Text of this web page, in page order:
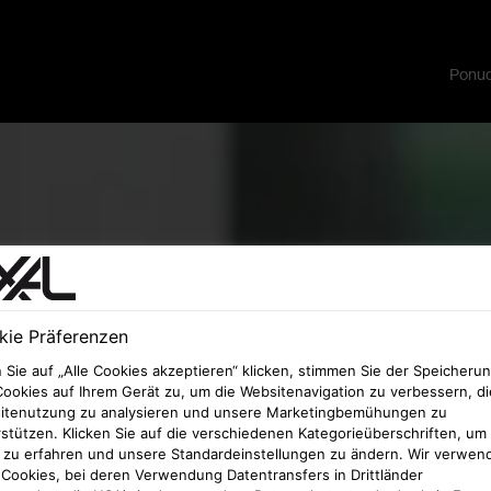
Präferenzen
Sie auf „Alle Cookies akzeptieren“ klicken, stimmen Sie der
auf Ihrem Gerät zu, um die Websitenavigation zu verbessern,
zu analysieren und unsere Marketingbemühungen zu
Klicken Sie auf die verschiedenen Kategorieüberschriften, um
zu erfahren und unsere Standardeinstellungen zu ändern. Wir
bei deren Verwendung Datentransfers in Drittländer